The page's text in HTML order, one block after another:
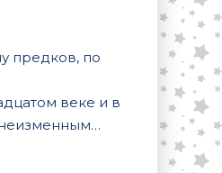
предков, по
веке и в
неизменным…